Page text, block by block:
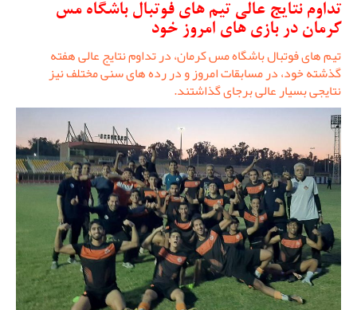
تداوم نتایج عالی تیم های فوتبال باشگاه مس
کرمان در بازی های امروز خود
تیم های فوتبال باشگاه مس کرمان، در تداوم نتایج عالی هفته
گذشته خود، در مسابقات امروز و در رده های سنی مختلف نیز
نتایجی بسیار عالی برجای گذاشتند.